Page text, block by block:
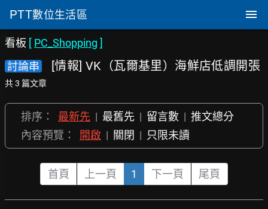
PTT數位生活區
看板 [ PC_Shopping ]
討論串
[情報] VK（瓦爾基里）海鮮店低調開張
共 3 篇文章
排序： 最新先 | 最舊先 | 留言數 | 推文總分
內容預覽：
開啟 | 關閉 | 只限未讀
首頁 上一頁 1 下一頁 尾頁